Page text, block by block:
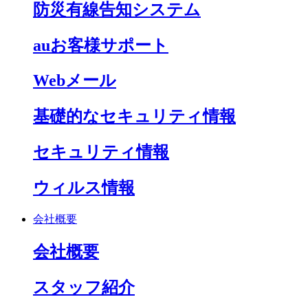
防災有線告知システム
auお客様サポート
Webメール
基礎的なセキュリティ情報
セキュリティ情報
ウィルス情報
会社概要
会社概要
スタッフ紹介